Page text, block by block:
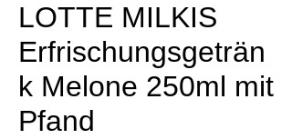
LOTTE MILKIS
Erfrischungsgeträn
k Melone 250ml mit
Pfand